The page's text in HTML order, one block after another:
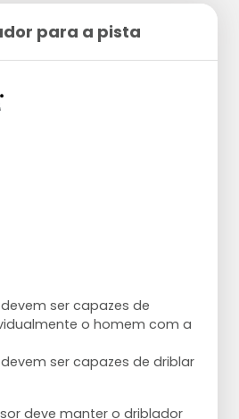
para a pista
ser capazes de
o homem com a
ser capazes de driblar
deve manter o driblador